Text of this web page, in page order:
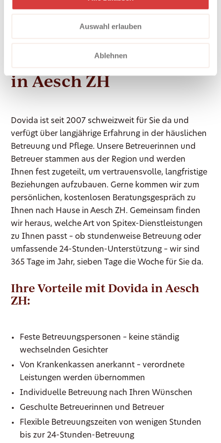
Auswahl erlauben
Ablehnen
respektieren Ihre Persönlichkeit und unterstützen
So erreichen Sie Dovida
in Aesch ZH
Dovida ist seit 2007 schweizweit für Sie da und
verfügt über langjährige Erfahrung in der häuslichen
Betreuung und Pflege. Unsere Betreuerinnen und
Betreuer stammen aus der Region und werden
Ihnen fest zugeteilt, um vertrauensvolle, langfristige
Beziehungen aufzubauen. Gerne kommen wir zum
persönlichen, kostenlosen Beratungsgespräch zu
Ihnen nach Hause in Aesch ZH. Gemeinsam finden
wir heraus, welche Art von Spitex-Dienstleistungen
zu Ihnen passt – ob stundenweise Betreuung oder
umfassende 24-Stunden-Unterstützung – wir sind
365 Tage im Jahr, sieben Tage die Woche für Sie da.
Ihre Vorteile mit Dovida in Aesch
ZH:
Feste Betreuungspersonen – keine ständig
wechselnden Gesichter
Von Krankenkassen anerkannt – verordnete
Leistungen werden übernommen
Individuelle Betreuung nach Ihren Wünschen
Geschulte Betreuerinnen und Betreuer
Flexible Betreuungszeiten von wenigen Stunden
bis zur 24-Stunden-Betreuung